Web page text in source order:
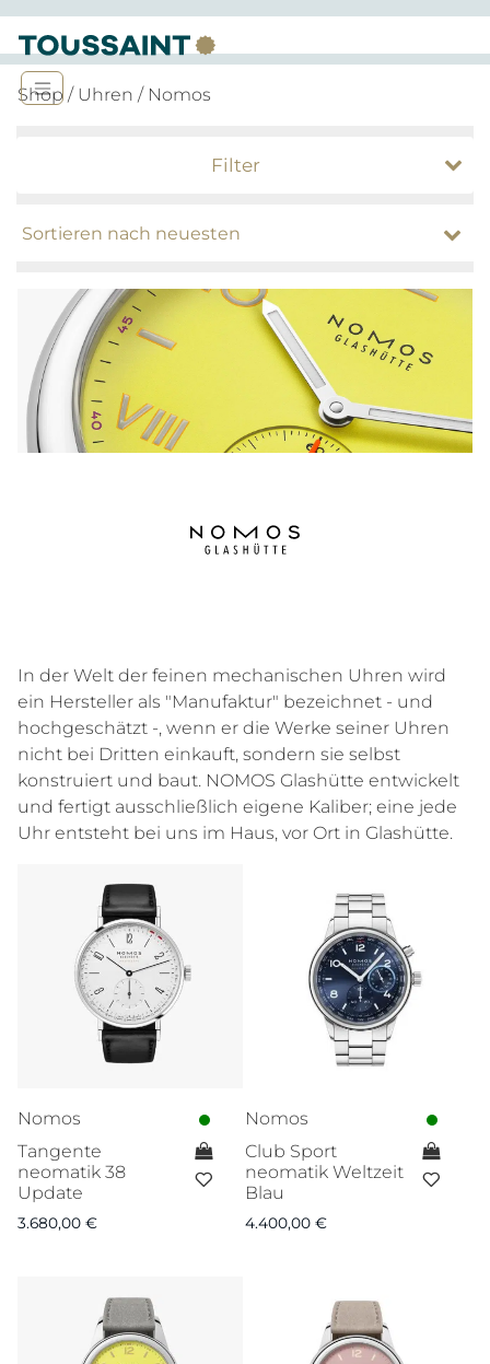
Shop / Uhren / Nomos
Filter
In der Welt der feinen mechanischen Uhren wird
ein Hersteller als "Manufaktur" bezeichnet - und
hochgeschätzt -, wenn er die Werke seiner Uhren
nicht bei Dritten einkauft, sondern sie selbst
konstruiert und baut. NOMOS Glashütte entwickelt
und fertigt ausschließlich eigene Kaliber; eine jede
Uhr entsteht bei uns im Haus, vor Ort in Glashütte.
Nomos
Tangente
neomatik 38
Update
3.680,00 €
Nomos
Club Sport
neomatik Weltzeit
Blau
4.400,00 €